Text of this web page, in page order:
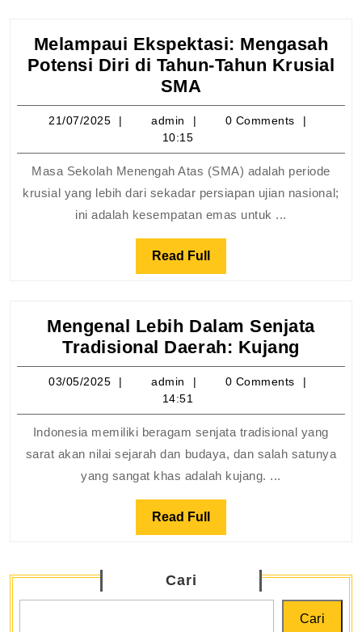
Melampaui Ekspektasi: Mengasah
Potensi Diri di Tahun-Tahun Krusial
SMA
Ekspektasi:
Mengasah
Potensi
Diri
di
Tahun-
Krusial
SMA
21/07/2025 21/07/2025
admin admin0 Comments
10:15
Masa Sekolah Menengah Atas (SMA) adalah periode
krusial yang lebih dari sekadar persiapan ujian nasional;
ini adalah kesempatan emas untuk ...
Read Full Read
Full
Mengenal Lebih Dalam Senjata
Tradisional Daerah: Kujang
Lebih
Dalam
03/05/2025 03/05/2025
admin admin0 Comments
14:51
Indonesia memiliki beragam senjata tradisional yang
sarat akan nilai sejarah dan budaya, dan salah satunya
yang sangat khas adalah kujang. ...
Read Full Read
Full
Cari
Cari